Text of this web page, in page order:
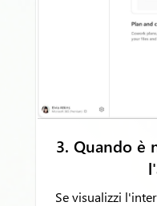
3. Quando è
Se visualizzi